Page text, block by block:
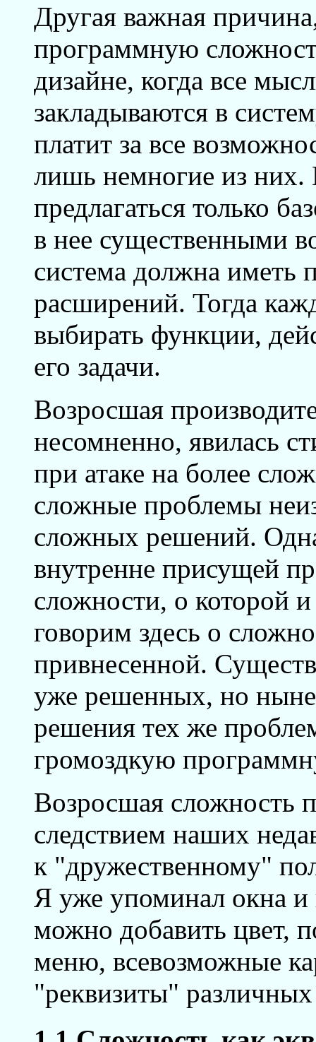
Другая важная
программную
дизайне, когда все
закладываются в
платит за все
лишь немногие из
предлагаться только
в нее существенными
система должна иметь
расширений. Тогда
выбирать функции,
его задачи.
Возросшая
несомненно, явилась
при атаке на более
сложные проблемы
сложных решений.
внутренне присущей
сложности, о которой
говорим здесь о
привнесенной.
уже решенных, но
решения тех же
громоздкую
Возросшая сложность
следствием наших
к "дружественному"
Я уже упоминал окна
можно добавить цвет,
меню, всевозможные
"реквизиты"